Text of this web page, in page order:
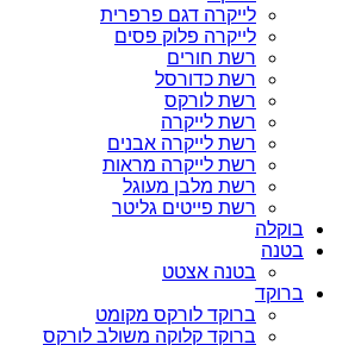
לייקרה דגם פרפרית
לייקרה פלוק פסים
רשת חורים
רשת כדורסל
רשת לורקס
רשת לייקרה
רשת לייקרה אבנים
רשת לייקרה מראות
רשת מלבן מעוגל
רשת פייטים גליטר
בוקלה
בטנה
בטנה אצטט
ברוקד
ברוקד לורקס מקומט
ברוקד קלוקה משולב לורקס